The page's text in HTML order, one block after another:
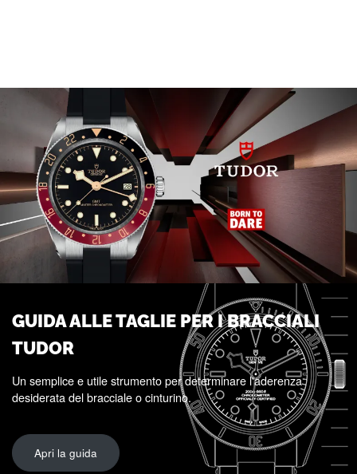
GUIDA ALLE TAGLIE PER I BRACCIALI
TUDOR
Un semplice e utile strumento per determinare l'aderenza
desiderata del bracciale o cinturino.
Apri la guida